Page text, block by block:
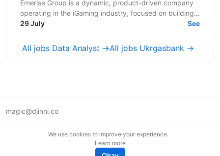
Emerise Group is a dynamic, product-driven company
operating in the iGaming industry, focused on building
high-impact solutions that fuel innovation and...
29 July See
All jobs Data Analyst →All jobs Ukrgasbank →
magic@djinni.co
We use cookies to improve your experience.
Learn more